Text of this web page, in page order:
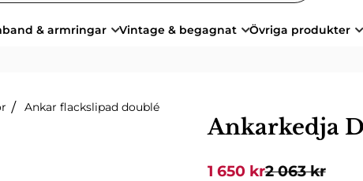
& armringar Vintage & begagnat Övriga produkter
Ankar flackslipad doublé
Ankarkedja
Nedsatt pris:
1 650krOrdinarie
2 063kr